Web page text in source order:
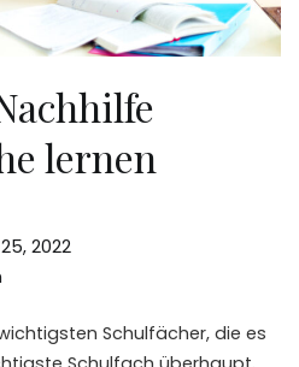
lernen
2022
Schulfächer, die es